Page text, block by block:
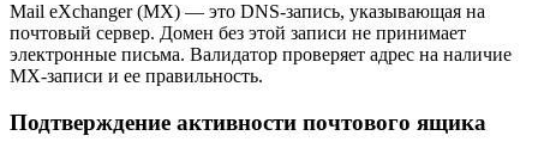
Mail eXchanger (MX) — это DNS-запись, указывающая на
почтовый сервер. Домен без этой записи не принимает
электронные письма. Валидатор проверяет адрес на наличие
MX-записи и ее правильность.
Подтверждение активности почтового ящика